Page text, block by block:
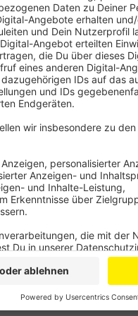
Dafür war NRW-
dem Hof des Obstbauern
zählt zu den Top 3
Jahr mehr als 28.000
Menge Erdbeer- und